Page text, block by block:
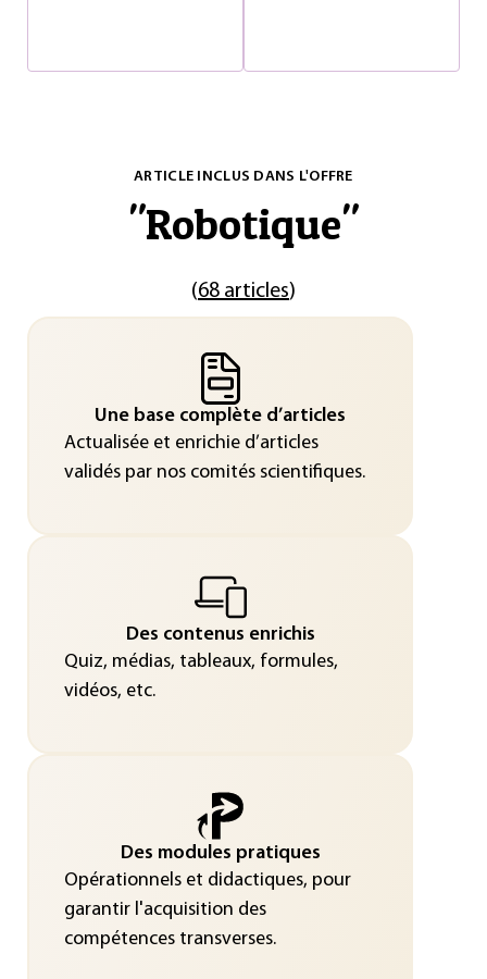
ARTICLE INCLUS DANS L'OFFRE
"Robotique"
(68 articles)
Une base complète d’articles
Actualisée et enrichie d’articles
validés par nos comités scientifiques.
Des contenus enrichis
Quiz, médias, tableaux, formules,
vidéos, etc.
Des modules pratiques
Opérationnels et didactiques, pour
garantir l'acquisition des
compétences transverses.